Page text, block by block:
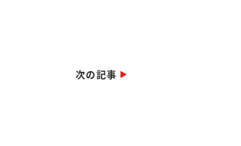
次の記事